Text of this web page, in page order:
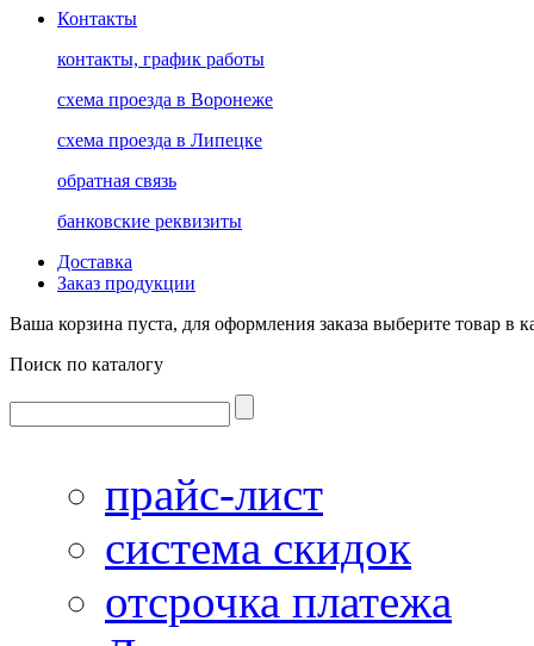
Контакты
контакты, график работы
схема проезда в Воронеже
схема проезда в Липецке
обратная связь
банковские реквизиты
Доставка
Заказ продукции
Ваша корзина пуста, для оформления заказа выберите товар в
Поиск по каталогу
прайс-лист
система скидок
отсрочка платежа